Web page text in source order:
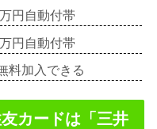
円自動付帯
円自動付帯
料加入できる
カードは「三井